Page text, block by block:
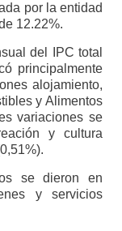
por la entidad
12.22%.
del IPC total
principalmente
alojamiento,
y Alimentos
variaciones se
y cultura
se dieron en
y servicios